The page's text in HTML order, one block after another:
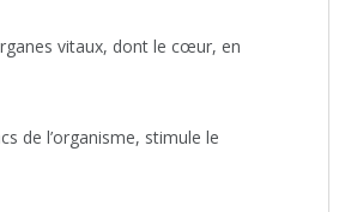
vitaux, dont le cœur, en
de l’organisme, stimule le